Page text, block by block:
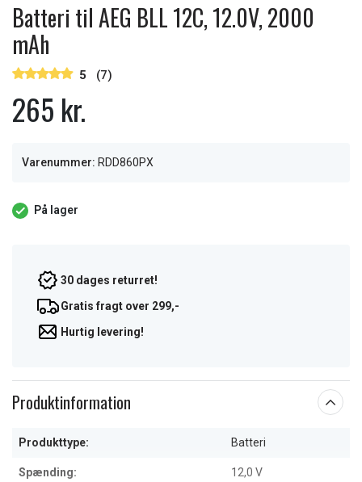
Batteri til AEG BLL 12C, 12.0V, 2000
mAh
5 (7)
265 kr.
Varenummer: RDD860PX
På lager
30 dages returret!
Gratis fragt over 299,-
Hurtig levering!
Produktinformation
Produkttype: Batteri
Spænding: 12,0 V